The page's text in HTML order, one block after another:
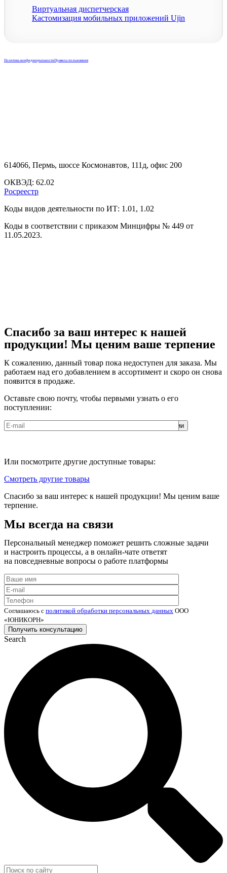
Виртуальная диспетчерская
Кастомизация мобильных приложений Ujin
Политика конфиденциальностиПравила пользования
614066, Пермь, шоссе Космонавтов, 111д, офис 200
ОКВЭД: 62.02
Росреестр
Коды видов деятельности по ИТ: 1.01, 1.02
Коды в соответствии с приказом Минцифры № 449 от
11.05.2023.
Спасибо за ваш интерес к нашей
продукции! Мы ценим ваше терпение
К сожалению, данный товар пока недоступен для заказа. Мы
работаем над его добавлением в ассортимент и скоро он снова
появится в продаже.
Оставьте свою почту, чтобы первыми узнать о его
поступлении:
Или посмотрите другие доступные товары:
Смотреть другие товары
Спасибо за ваш интерес к нашей продукции! Мы ценим ваше
терпение.
Мы всегда на связи
Персональный менеджер поможет решить сложные задачи
и настроить процессы, а в онлайн-чате ответят
на повседневные вопросы о работе платформы
Соглашаюсь с политикой обработки персональных данных ООО
«ЮНИКОРН»
Search